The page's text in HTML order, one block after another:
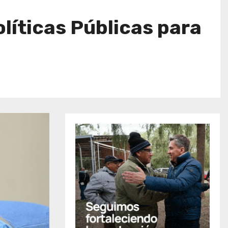
Públicas para